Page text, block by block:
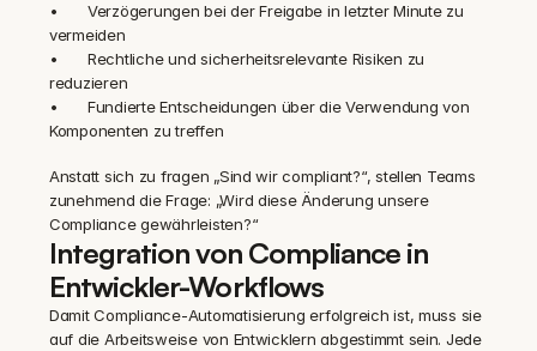
•	Verzögerungen bei der Freigabe in letzter Minute zu
vermeiden
•	Rechtliche und sicherheitsrelevante Risiken zu
reduzieren
•	Fundierte Entscheidungen über die Verwendung von
Komponenten zu treffen
Anstatt sich zu fragen „Sind wir compliant?“, stellen Teams
zunehmend die Frage: „Wird diese Änderung unsere
Compliance gewährleisten?“
Integration von Compliance in
Entwickler-Workflows
Damit Compliance-Automatisierung erfolgreich ist, muss sie
auf die Arbeitsweise von Entwicklern abgestimmt sein. Jede